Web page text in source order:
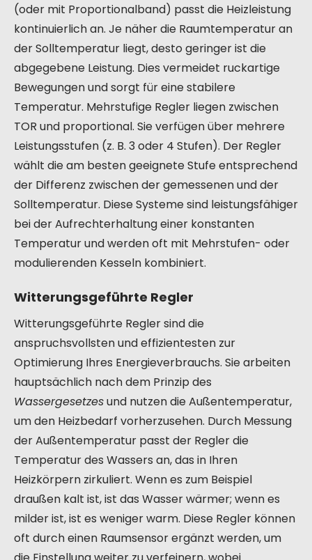
(oder mit Proportionalband) passt die Heizleistung
kontinuierlich an. Je näher die Raumtemperatur an
der Solltemperatur liegt, desto geringer ist die
abgegebene Leistung. Dies vermeidet ruckartige
Bewegungen und sorgt für eine stabilere
Temperatur. Mehrstufige Regler liegen zwischen
TOR und proportional. Sie verfügen über mehrere
Leistungsstufen (z. B. 3 oder 4 Stufen). Der Regler
wählt die am besten geeignete Stufe entsprechend
der Differenz zwischen der gemessenen und der
Solltemperatur. Diese Systeme sind leistungsfähiger
bei der Aufrechterhaltung einer konstanten
Temperatur und werden oft mit Mehrstufen- oder
modulierenden Kesseln kombiniert.
Witterungsgeführte Regler
Witterungsgeführte Regler sind die
anspruchsvollsten und effizientesten zur
Optimierung Ihres Energieverbrauchs. Sie arbeiten
hauptsächlich nach dem Prinzip des
Wassergesetzesund nutzen die Außentemperatur,
um den Heizbedarf vorherzusehen. Durch Messung
der Außentemperatur passt der Regler die
Temperatur des Wassers an, das in Ihren
Heizkörpern zirkuliert. Wenn es zum Beispiel
draußen kalt ist, ist das Wasser wärmer; wenn es
milder ist, ist es weniger warm. Diese Regler können
oft durch einen Raumsensor ergänzt werden, um